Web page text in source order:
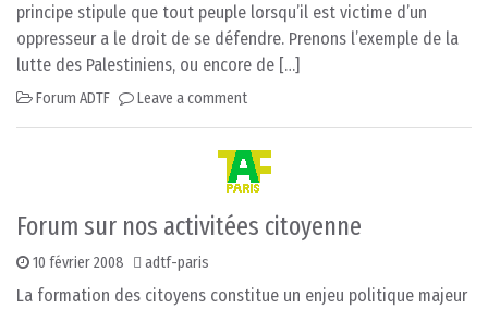
principe stipule que tout peuple lorsqu’il est victime d’un
oppresseur a le droit de se défendre. Prenons l’exemple de la
lutte des Palestiniens, ou encore de […]
Forum ADTF Leave a comment
Forum sur nos activitées citoyenne
10 février 2008 adtf-paris
La formation des citoyens constitue un enjeu politique majeur